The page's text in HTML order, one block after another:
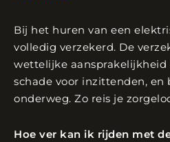
Bij het huren van een
volledig verzekerd. De
wettelijke aansprakelijkheid
schade voor inzittenden,
onderweg. Zo reis je
Hoe ver kan ik rijden met